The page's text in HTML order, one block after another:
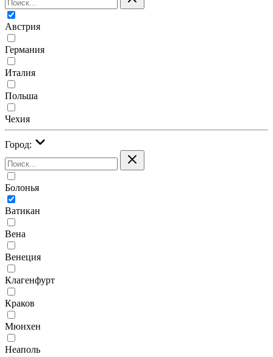
Австрия
Германия
Италия
Польша
Чехия
Город:
Болонья
Ватикан
Вена
Венеция
Клагенфурт
Краков
Мюнхен
Неаполь